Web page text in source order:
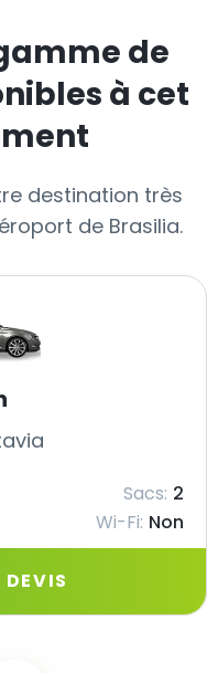
de
à cet
destination très
de Brasilia.
Sacs: 2
Wi-Fi: Non